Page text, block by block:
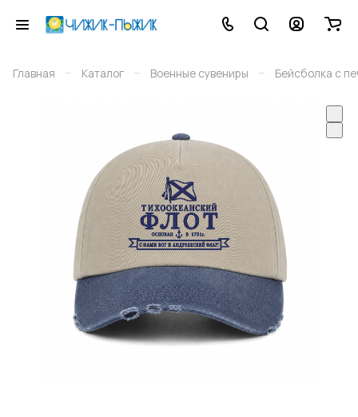
Главная – Каталог – Военные сувениры – Бейсболка с